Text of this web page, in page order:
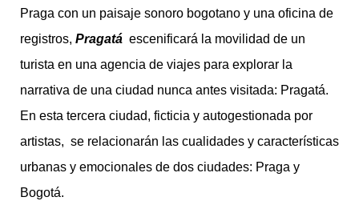
Praga con un paisaje sonoro bogotano y una oficina de
registros, Pragatá escenificará la movilidad de un
turista en una agencia de viajes para explorar la
narrativa de una ciudad nunca antes visitada: Pragatá.
En esta tercera ciudad, ficticia y autogestionada por
artistas, se relacionarán las cualidades y características
urbanas y emocionales de dos ciudades: Praga y
Bogotá.